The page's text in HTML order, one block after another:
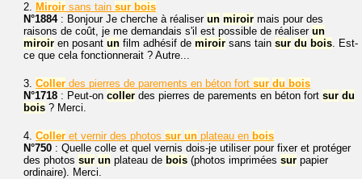
2. Miroir sans tain sur bois
N°1884: Bonjour Je cherche à réaliser un miroir mais pour des
raisons de coût, je me demandais s'il est possible de réaliser un
miroir en posant un film adhésif de miroir sans tain sur du bois. Est-
ce que cela fonctionnerait ? Autre...
3. Coller des pierres de parements en béton fort sur du bois
N°1718 : Peut-on coller des pierres de parements en béton fort sur du
bois ? Merci.
4. Coller et vernir des photos sur un plateau en bois
N°750 : Quelle colle et quel vernis dois-je utiliser pour fixer et protéger
des photos sur un plateau de bois (photos imprimées sur papier
ordinaire). Merci.